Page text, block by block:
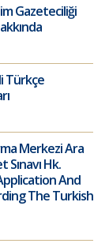
Gazeteciliği
Türkçe
Merkezi Ara
Hk.
And
The Turkish